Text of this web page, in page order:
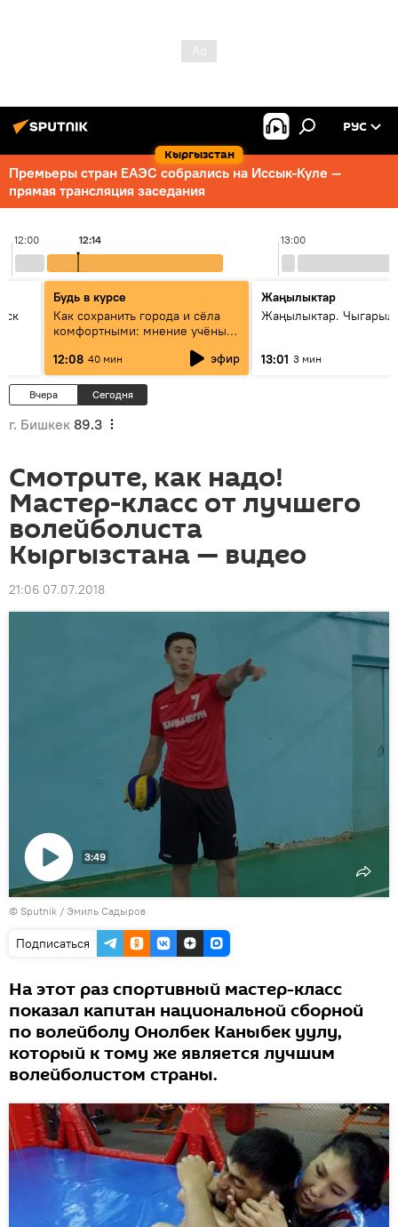
Кыргызстан
РУС
Премьеры стран ЕАЭС собрались на Иссык-Куле —
прямая трансляция заседания
12:00 13:00
12:14
Будь в курсе
Как сохранить города и сёла
комфортными: мнение учёных
12:08 40 мин эфир
Жаңылыктар
Жаңылыктар.
13:01 3 мин
Вчера Сегодня
г. Бишкек 89.3
Смотрите, как надо!
Мастер-класс от лучшего
волейболиста
Кыргызстана — видео
21:06 07.07.2018
Воспроизвести
видео
3:49
© Sputnik / Эмиль Садыров
Подписаться
На этот раз спортивный мастер-класс
показал капитан национальной сборной
по волейболу Онолбек Каныбек уулу,
который к тому же является лучшим
волейболистом страны.